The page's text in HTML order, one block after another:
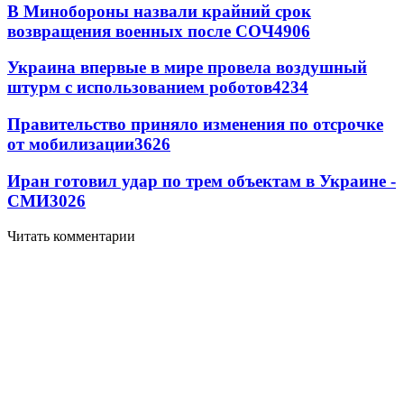
В Минобороны назвали крайний срок
возвращения военных после СОЧ4906
Украина впервые в мире провела воздушный
штурм с использованием роботов4234
Правительство приняло изменения по отсрочке
от мобилизации3626
Иран готовил удар по трем объектам в Украине -
СМИ3026
Читать комментарии